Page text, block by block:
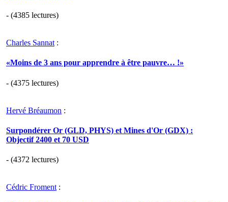
- (4385 lectures)
Charles Sannat :
«Moins de 3 ans pour apprendre à être pauvre… !»
- (4375 lectures)
Hervé Bréaumon :
Surpondérer Or (GLD, PHYS) et Mines d'Or (GDX) :
Objectif 2400 et 70 USD
- (4372 lectures)
Cédric Froment :